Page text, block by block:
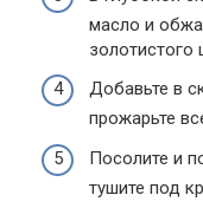
масло и
золотистого
Добавьте в
прожарьте
Посолите и
тушите под